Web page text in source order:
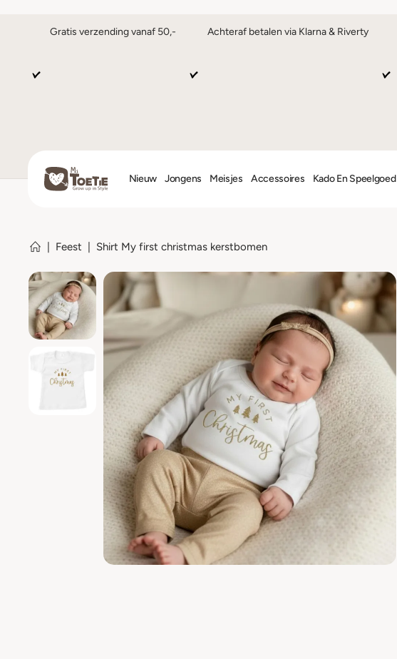
Gratis verzending vanaf 50,- Achteraf betalen via Klarna & Riverty
Nieuw Jongens Meisjes Accessoires Kado En Speelgoed
Feest Shirt My first christmas kerstbomen